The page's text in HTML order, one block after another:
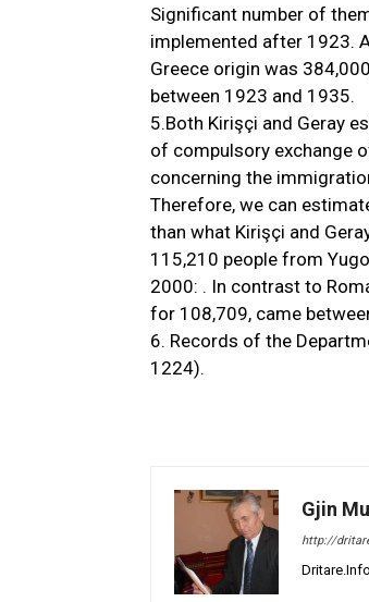
Significant number of
implemented after 1923.
Greece origin was
between 1923 and 1935.
5.Both Kirişçi and Geray
of compulsory exchange
concerning the
Therefore, we can
than what Kirişçi and
115,210 people from
2000: . In contrast to
for 108,709, came
6. Records of the
1224).
Gjin
http://